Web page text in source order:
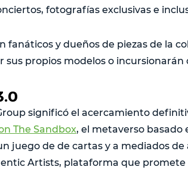
fotografías exclusivas e
fanáticos y dueños de piezas de la
sus propios modelos o
significó el acercamiento
The Sandbox, el metaverso basado
juego de de cartas y a mediados
Artists, plataforma que promete